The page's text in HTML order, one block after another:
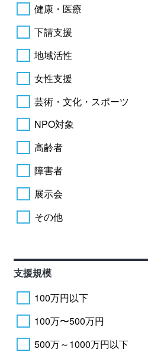
健康・医療
下請支援
地域活性
女性支援
芸術・文化・スポーツ
NPO対象
高齢者
障害者
展示会
その他
支援規模
100万円以下
100万〜500万円
500万～1000万円以下